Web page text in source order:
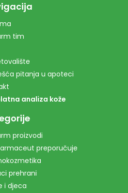
tim
pitanja u apoteci
analiza kože
proizvodi
preporučuje
prehrani
i djeca